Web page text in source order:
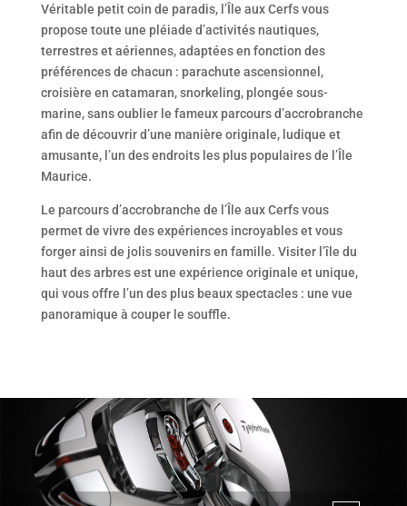
Véritable petit coin de paradis, l’Île aux Cerfs vous
propose toute une pléiade d’activités nautiques,
terrestres et aériennes, adaptées en fonction des
préférences de chacun : parachute ascensionnel,
croisière en catamaran, snorkeling, plongée sous-
marine, sans oublier le fameux parcours d’accrobranche
afin de découvrir d’une manière originale, ludique et
amusante, l’un des endroits les plus populaires de l’Île
Maurice.
Le parcours d’accrobranche de l’Île aux Cerfs vous
permet de vivre des expériences incroyables et vous
forger ainsi de jolis souvenirs en famille. Visiter l’île du
haut des arbres est une expérience originale et unique,
qui vous offre l’un des plus beaux spectacles : une vue
panoramique à couper le souffle.